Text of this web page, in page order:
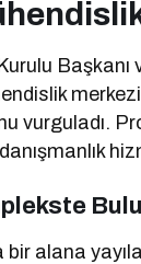
Başkanı
vurguladı.
alana